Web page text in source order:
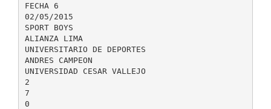
FECHA 6
02/05/2015
SPORT BOYS
ALIANZA LIMA
UNIVERSITARIO DE DEPORTES
ANDRES CAMPEON
UNIVERSIDAD CESAR VALLEJO
2
7
0